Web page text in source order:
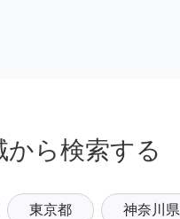
から検索する
東京都 神奈川県